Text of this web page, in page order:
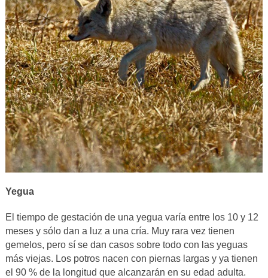
Yegua
El tiempo de gestación de una yegua varía entre los 10 y 12
meses y sólo dan a luz a una cría. Muy rara vez tienen
gemelos, pero sí se dan casos sobre todo con las yeguas
más viejas. Los potros nacen con piernas largas y ya tienen
el 90 % de la longitud que alcanzarán en su edad adulta.